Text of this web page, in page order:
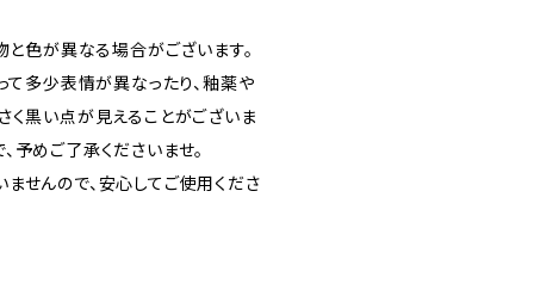
と色が異なる場合がございます。
て多少表情が異なったり、釉薬や
く黒い点が見えることがございま
予めご了承くださいませ。
せんので、安心してご使用くださ